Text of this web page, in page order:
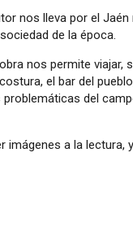
nos lleva por el
de la época.
nos permite viajar,
el bar del
del
a la lectura,